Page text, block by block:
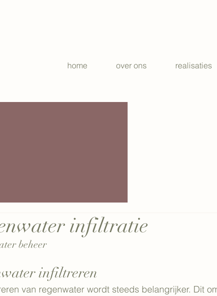
home over ons realisaties
infiltratie
beheer
infiltreren
van regenwater wordt steeds belangrijker. Dit